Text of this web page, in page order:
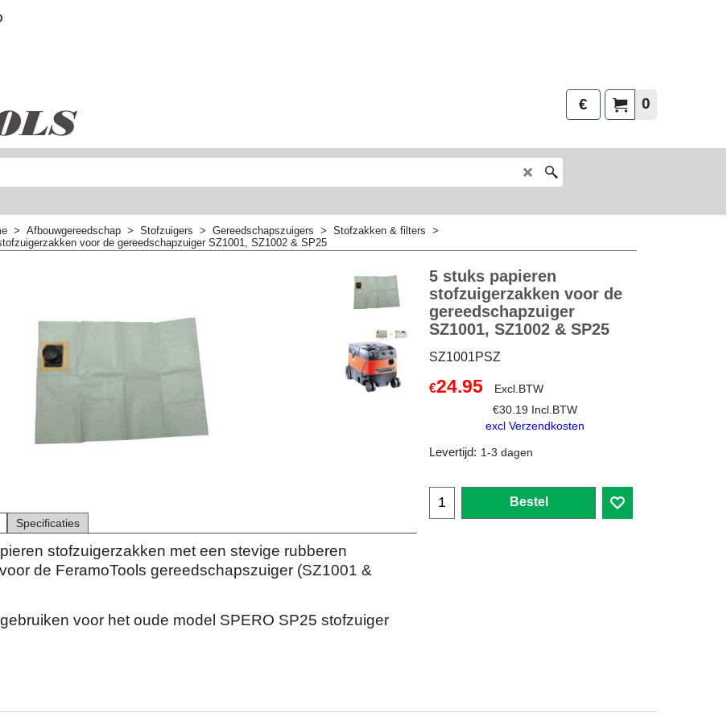
0
€
> Afbouwgereedschap > Stofzuigers > Gereedschapszuigers > Stofzakken & filters >
voor de gereedschapzuiger SZ1001, SZ1002 & SP25
5 stuks papieren
stofzuigerzakken voor de
gereedschapzuiger
SZ1001, SZ1002 & SP25
SZ1001PSZ
€24.95
Excl.BTW
€30.19 Incl.BTW
excl Verzendkosten
Levertijd: 1-3 dagen
Bestel
Specificaties
stofzuigerzakken met een stevige rubberen
de FeramoTools gereedschapszuiger (SZ1001 &
voor het oude model SPERO SP25 stofzuiger